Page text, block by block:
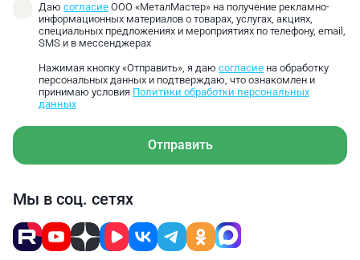
удобно располагать заготовку с высокими
бортами.
Даю согласие ООО «МеталМастер» на получение рекламно-
информационных материалов о товарах, услугах, акциях,
специальных предложениях и мероприятиях по телефону, email,
SMS и в мессенджерах
Нажимая кнопку «Отправить», я даю согласие на обработку
персональных данных и подтверждаю, что ознакомлен и
принимаю условия Политики обработки персональных
данных
Отправить
Мы в соц. сетях